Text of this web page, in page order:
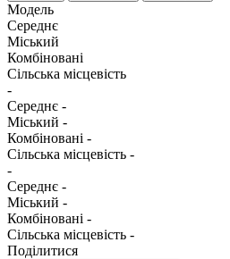
Модель
Середнє
Міський
Комбіновані
Сільська місцевість
-
Середнє -
Міський -
Комбіновані -
Сільська місцевість -
-
Середнє -
Міський -
Комбіновані -
Сільська місцевість -
Поділитися